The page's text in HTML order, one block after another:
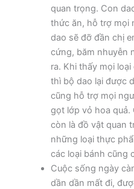
quan trọng. Con
thức ăn, hỗ trợ mọi
dao sẽ đỡ đần chị
cứng, băm nhuyễn
ra. Khi thấy mọi
thì bộ dao lại được
cũng hỗ trợ mọi
gọt lớp vỏ hoa quả.
còn là đồ vật quan
những loại thực
các loại bánh cũng
Cuộc sống ngày
dần dần mất đi,